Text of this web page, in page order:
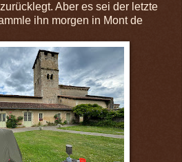
Aber es sei der letzte
ihn morgen in Mont de